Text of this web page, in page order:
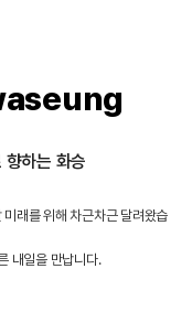
하는 화승
래를 위해 차근차근 달려왔습
내일을 만납니다.